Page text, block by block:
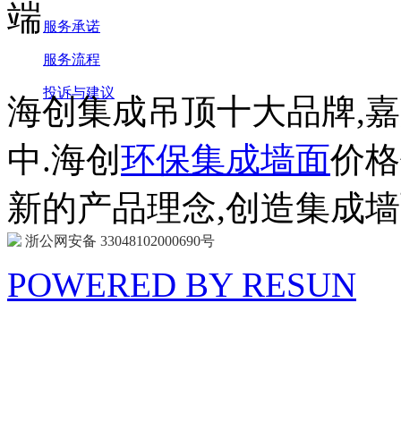
服务承诺
服务流程
投诉与建议
海创集成吊顶十大品牌,
中.海创环保集成墙面价
新的产品理念,创造集成
浙公网安备 33048102000690号
POWERED BY RESUN